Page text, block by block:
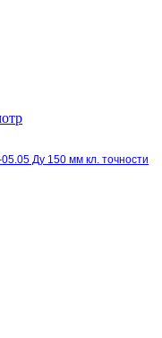
Ду 150 мм кл. точности